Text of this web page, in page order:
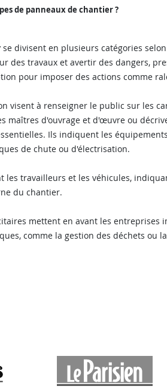
de panneaux de chantier ?
se divisent en plusieurs catégories
des travaux et avertir des dangers,
pour imposer des actions comme
visent à renseigner le public sur les
maîtres d'ouvrage et d'œuvre ou
Ils indiquent les
de chute ou d'électrisation.
les travailleurs et les véhicules,
du chantier.
mettent en avant les
comme la gestion des déchets ou